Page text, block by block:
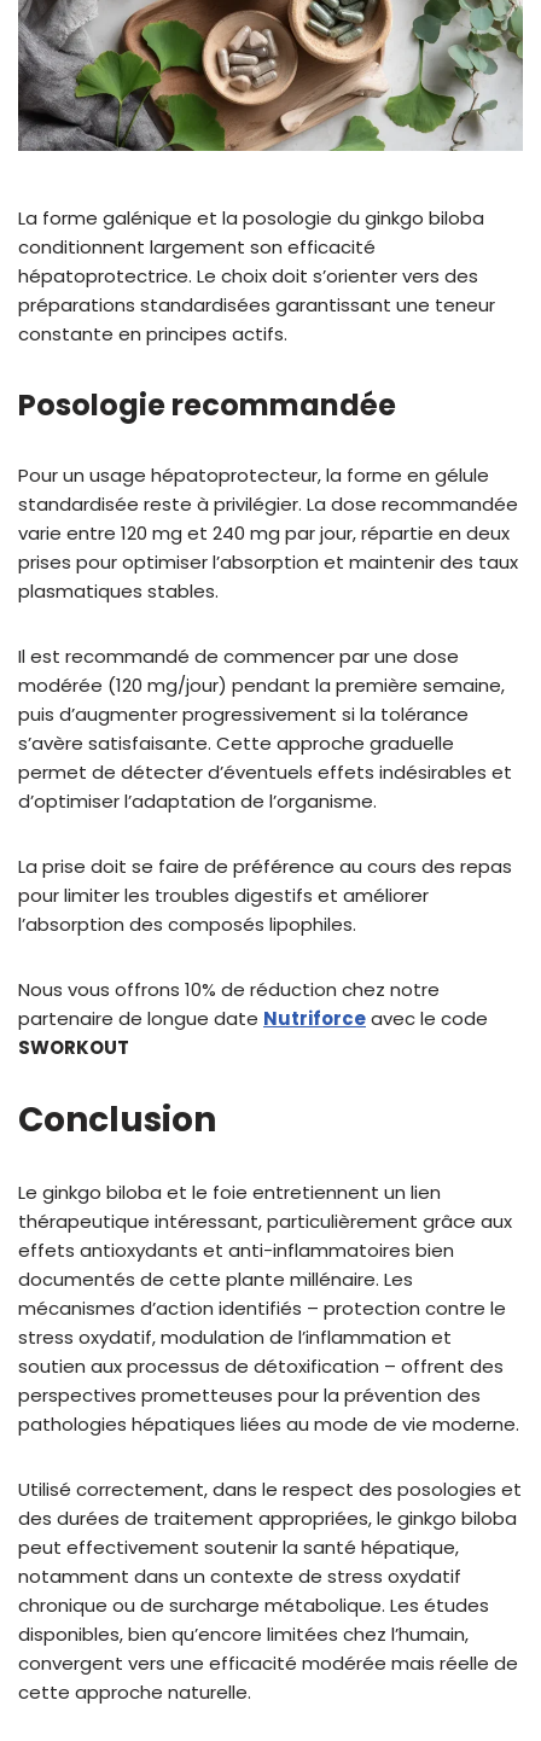
La forme galénique et la posologie du ginkgo biloba
conditionnent largement son efficacité
hépatoprotectrice. Le choix doit s’orienter vers des
préparations standardisées garantissant une teneur
constante en principes actifs.
Posologie recommandée
Pour un usage hépatoprotecteur, la forme en gélule
standardisée reste à privilégier. La dose recommandée
varie entre 120 mg et 240 mg par jour, répartie en deux
prises pour optimiser l’absorption et maintenir des taux
plasmatiques stables.
Il est recommandé de commencer par une dose
modérée (120 mg/jour) pendant la première semaine,
puis d’augmenter progressivement si la tolérance
s’avère satisfaisante. Cette approche graduelle
permet de détecter d’éventuels effets indésirables et
d’optimiser l’adaptation de l’organisme.
La prise doit se faire de préférence au cours des repas
pour limiter les troubles digestifs et améliorer
l’absorption des composés lipophiles.
Nous vous offrons 10% de réduction chez notre
partenaire de longue date Nutriforceavec le code
SWORKOUT
Conclusion
Le ginkgo biloba et le foie entretiennent un lien
thérapeutique intéressant, particulièrement grâce aux
effets antioxydants et anti-inflammatoires bien
documentés de cette plante millénaire. Les
mécanismes d’action identifiés – protection contre le
stress oxydatif, modulation de l’inflammation et
soutien aux processus de détoxification – offrent des
perspectives prometteuses pour la prévention des
pathologies hépatiques liées au mode de vie moderne.
Utilisé correctement, dans le respect des posologies et
des durées de traitement appropriées, le ginkgo biloba
peut effectivement soutenir la santé hépatique,
notamment dans un contexte de stress oxydatif
chronique ou de surcharge métabolique. Les études
disponibles, bien qu’encore limitées chez l’humain,
convergent vers une efficacité modérée mais réelle de
cette approche naturelle.